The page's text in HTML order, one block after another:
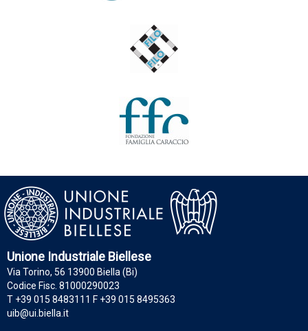
Unione Industriale Biellese
Via Torino, 56 13900 Biella (Bi)
Codice Fisc. 81000290023
T +39 015 8483111 F +39 015 8495363
uib@ui.biella.it